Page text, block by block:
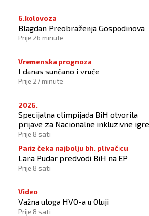
6.kolovoza
Blagdan Preobraženja Gospodinova
Prije 26 minute
Vremenska prognoza
I danas sunčano i vruće
Prije 27 minute
2026.
Specijalna olimpijada BiH otvorila
prijave za Nacionalne inkluzivne igre
Prije 8 sati
Pariz čeka najbolju bh. plivačicu
Lana Pudar predvodi BiH na EP
Prije 8 sati
Video
Važna uloga HVO-a u Oluji
Prije 8 sati